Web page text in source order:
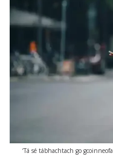
‘Tá sé tábhachtach go